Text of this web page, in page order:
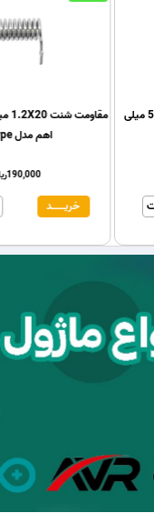
مقاومت شنت 1.5x10 میلی متر 5 میلی
مشخصات